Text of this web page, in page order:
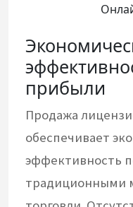
прибыли
Продажа
обеспечивает
эффективность
традиционными